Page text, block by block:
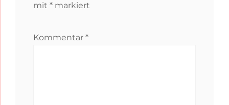
mit * markiert
Kommentar *